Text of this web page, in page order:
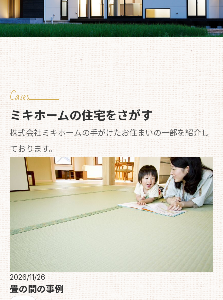
Cases
ミキホームの住宅をさがす
株式会社ミキホームの手がけたお住まいの一部を紹介し
ております。​​​​​​​
2026/11/26
畳の間の事例